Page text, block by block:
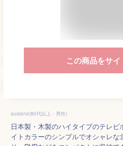
この商品をサ
aualone(80代以上・男性)
日本製・木製のハイタイプのテレ
イトカラーのシンプルでオシャレ